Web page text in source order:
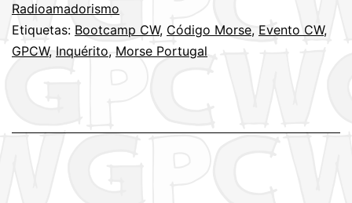
Radioamadorismo
Etiquetas: Bootcamp CW, Código Morse, Evento CW,
GPCW, Inquérito, Morse Portugal